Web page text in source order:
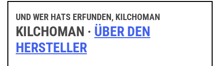
UND WER HATS ERFUNDEN, KILCHOMAN
KILCHOMAN · ÜBER DEN
HERSTELLER